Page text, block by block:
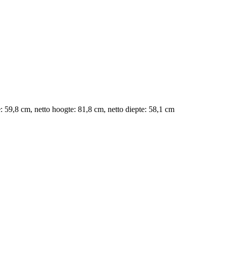
cm, netto hoogte: 81,8 cm, netto diepte: 58,1 cm